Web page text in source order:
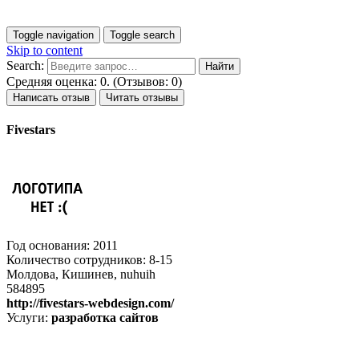
Toggle navigation Toggle search
Skip to content
Search:
Средняя оценка: 0. (Отзывов: 0)
Написать отзыв Читать отзывы
Fivestars
Год основания: 2011
Количество сотрудников: 8-15
Молдова, Кишинев, nuhuih
584895
http://fivestars-webdesign.com/
Услуги: разработка сайтов